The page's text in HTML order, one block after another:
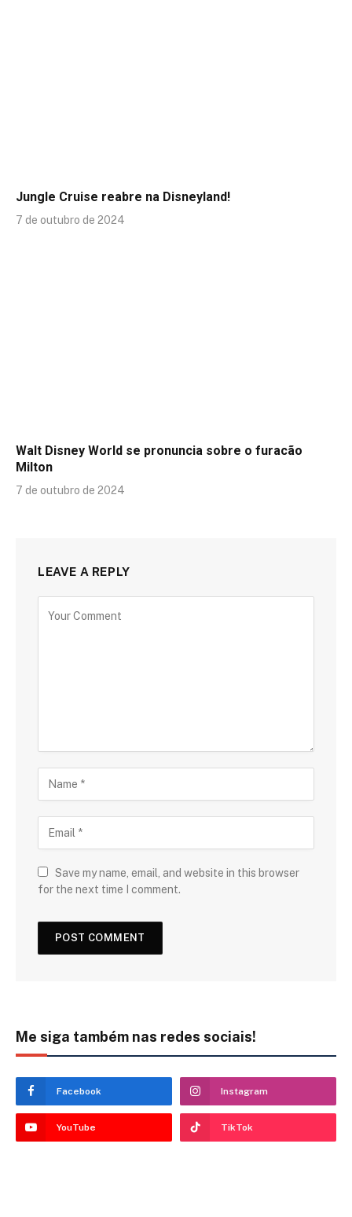
Jungle Cruise reabre na Disneyland!
7 de outubro de 2024
Walt Disney World se pronuncia sobre o furacão
Milton
7 de outubro de 2024
LEAVE A REPLY
Save my name, email, and website in this browser
for the next time I comment.
Me siga também nas redes sociais!
Facebook Instagram
YouTube TikTok